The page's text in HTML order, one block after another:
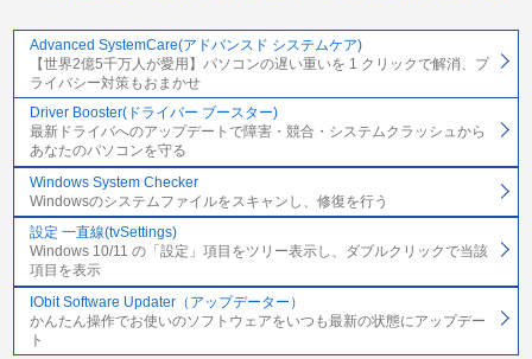
Advanced SystemCare(アドバンスド システムケア)
【世界2億5千万人が愛用】パソコンの遅い重いを 1 クリックで解消、プ
ライバシー対策もおまかせ
Driver Booster(ドライバー ブースター)
最新ドライバへのアップデートで障害・競合・システムクラッシュから
あなたのパソコンを守る
Windows System Checker
Windowsのシステムファイルをスキャンし、修復を行う
設定 一直線(tvSettings)
Windows 10/11 の「設定」項目をツリー表示し、ダブルクリックで当該
項目を表示
IObit Software Updater（アップデーター）
かんたん操作でお使いのソフトウェアをいつも最新の状態にアップデー
ト